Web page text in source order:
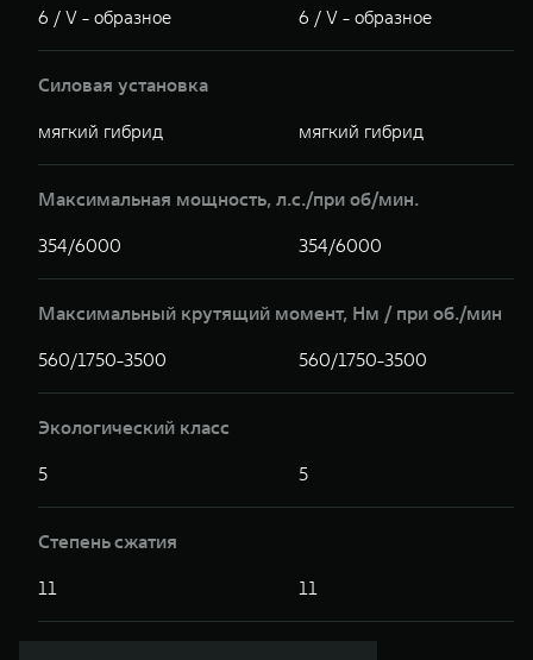
6 / V - образное 6 / V - образное
Силовая установка
мягкий гибрид мягкий гибрид
Максимальная мощность, л.с./при об/мин.
354/6000 354/6000
Максимальный крутящий момент, Hм / при об./мин
560/1750-3500 560/1750-3500
Экологический класс
5 5
Степень сжатия
11 11